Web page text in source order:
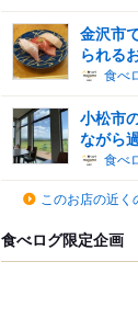
金沢市
られる
食べ
小松市
ながら
食べ
このお店の近
食べログ限定企画